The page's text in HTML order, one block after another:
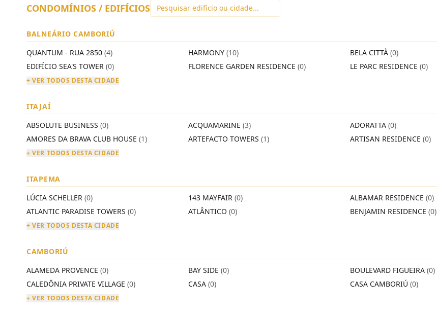
CONDOMÍNIOS / EDIFÍCIOS
BALNEÁRIO CAMBORIÚ
QUANTUM - RUA 2850 (4) HARMONY (10) BELA CITTÀ (0)
EDIFÍCIO SEA'S TOWER (0) FLORENCE GARDEN RESIDENCE (0) LE PARC RESIDENCE (0)
+ VER TODOS DESTA CIDADE
ITAJAÍ
ABSOLUTE BUSINESS (0) ACQUAMARINE (3) ADORATTA (0)
AMORES DA BRAVA CLUB HOUSE (1) ARTEFACTO TOWERS (1) ARTISAN RESIDENCE (0)
+ VER TODOS DESTA CIDADE
ITAPEMA
LÚCIA SCHELLER (0) 143 MAYFAIR (0) ALBAMAR RESIDENCE (0)
ATLANTIC PARADISE TOWERS (0) ATLÂNTICO (0) BENJAMIN RESIDENCE (0)
+ VER TODOS DESTA CIDADE
CAMBORIÚ
ALAMEDA PROVENCE (0) BAY SIDE (0) BOULEVARD FIGUEIRA (0)
CALEDÔNIA PRIVATE VILLAGE (0) CASA (0) CASA CAMBORIÚ (0)
+ VER TODOS DESTA CIDADE